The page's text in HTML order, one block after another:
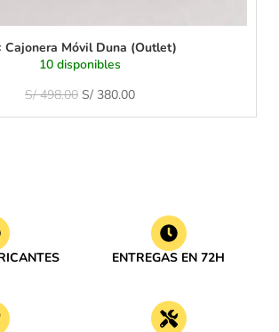
l
e
t
)
Cajonera Móvil Duna (Outlet)
10 disponibles
S/498.00 S/ 380.00
ENTREGAS EN 72H